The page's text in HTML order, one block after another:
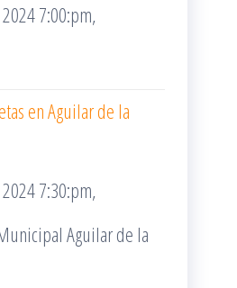
7:00:pm,
en Aguilar de la
7:30:pm,
Aguilar de la